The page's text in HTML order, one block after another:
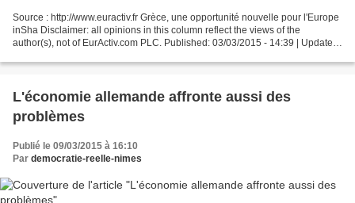
Source : http://www.euractiv.fr Grèce, une opportunité nouvelle pour l'Europe
inSha Disclaimer: all opinions in this column reflect the views of the
author(s), not of EurActiv.com PLC. Published: 03/03/2015 - 14:39 | Updated:
L'économie allemande affronte aussi des
problèmes
Publié le 09/03/2015 à 16:10
Par democratie-reelle-nimes